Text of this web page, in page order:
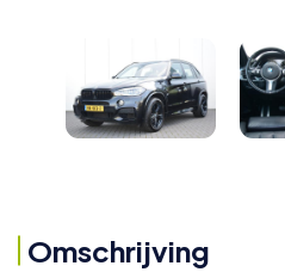
Omschrijving